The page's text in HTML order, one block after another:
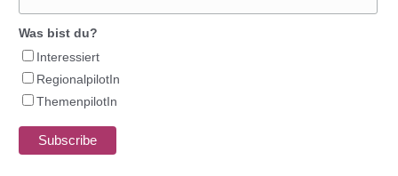
Was bist du?
Interessiert
RegionalpilotIn
ThemenpilotIn